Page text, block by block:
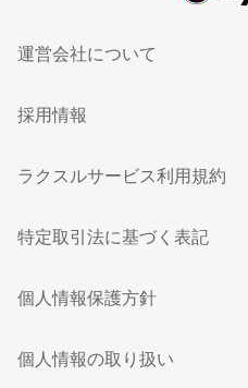
運営会社について
採用情報
ラクスルサービス利用規約
特定取引法に基づく表記
個人情報保護方針
個人情報の取り扱い